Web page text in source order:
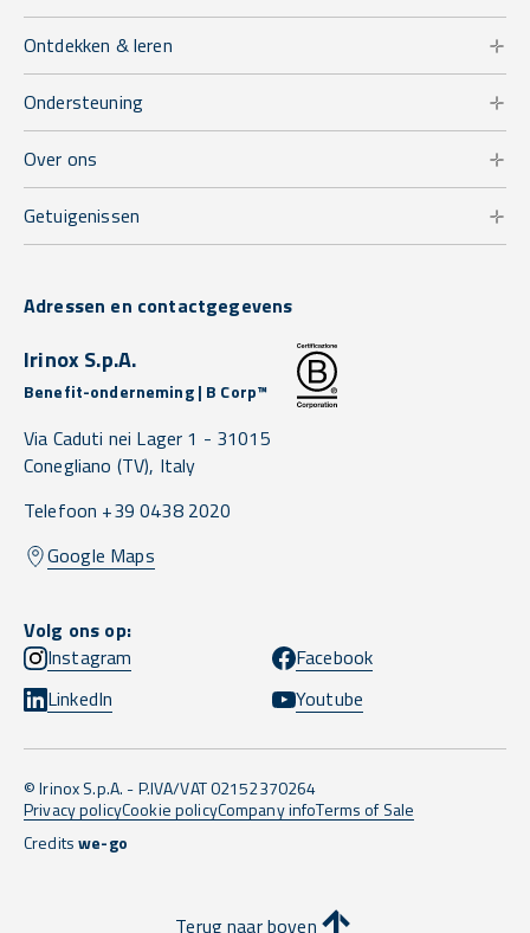
Ontdekken & leren
Ondersteuning
Over ons
Getuigenissen
Adressen en contactgegevens
Irinox S.p.A.
Benefit-onderneming | B Corp™
Via Caduti nei Lager 1 - 31015
Conegliano (TV), Italy
Telefoon +39 0438 2020
Google Maps
Volg ons op:
Instagram
Facebook
LinkedIn
Youtube
© Irinox S.p.A. - P.IVA/VAT 02152370264
Privacy policyCookie policyCompany infoTerms of Sale
Creditswe-go
Terug naar boven